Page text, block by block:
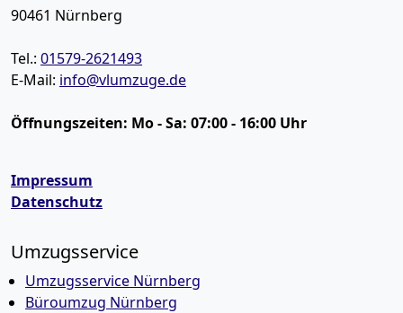
90461 Nürnberg
Tel.: 01579-2621493
E-Mail: info@vlumzuge.de
Öffnungszeiten: Mo - Sa: 07:00 - 16:00 Uhr
Impressum
Datenschutz
Umzugsservice
Umzugsservice Nürnberg
Büroumzug Nürnberg